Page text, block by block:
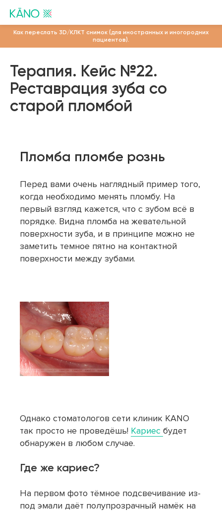
Как переслать 3D/КЛКТ снимок (для иностранных и иногородних
пациентов).
Терапия. Кейс №22.
Реставрация зуба со
старой пломбой
Пломба пломбе рознь
Перед вами очень наглядный пример того,
когда необходимо менять пломбу. На
первый взгляд кажется, что с зубом всё в
порядке. Видна пломба на жевательной
поверхности зуба, и в принципе можно не
заметить темное пятно на контактной
поверхности между зубами.
Однако стоматологов сети клиник KANO
так просто не проведёшь! Кариес будет
обнаружен в любом случае.
Где же кариес?
На первом фото тёмное подсвечивание из-
под эмали даёт полупрозрачный намёк на